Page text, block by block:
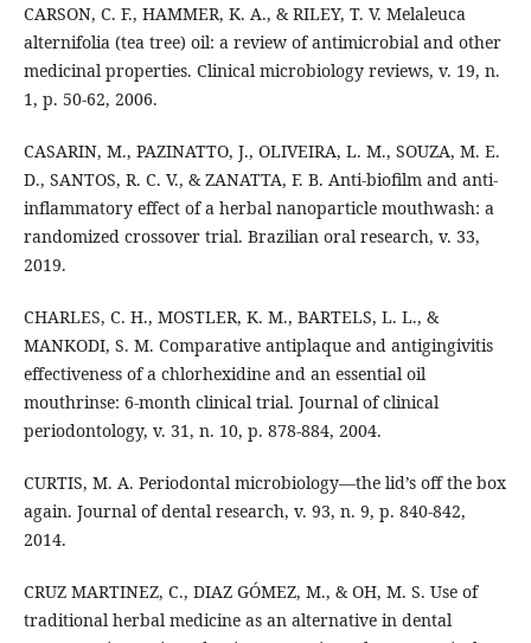
CARSON, C. F., HAMMER, K. A., & RILEY, T. V. Melaleuca
alternifolia (tea tree) oil: a review of antimicrobial and other
medicinal properties. Clinical microbiology reviews, v. 19, n.
1, p. 50-62, 2006.
CASARIN, M., PAZINATTO, J., OLIVEIRA, L. M., SOUZA, M. E.
D., SANTOS, R. C. V., & ZANATTA, F. B. Anti-biofilm and anti-
inflammatory effect of a herbal nanoparticle mouthwash: a
randomized crossover trial. Brazilian oral research, v. 33,
2019.
CHARLES, C. H., MOSTLER, K. M., BARTELS, L. L., &
MANKODI, S. M. Comparative antiplaque and antigingivitis
effectiveness of a chlorhexidine and an essential oil
mouthrinse: 6‐month clinical trial. Journal of clinical
periodontology, v. 31, n. 10, p. 878-884, 2004.
CURTIS, M. A. Periodontal microbiology—the lid’s off the box
again. Journal of dental research, v. 93, n. 9, p. 840-842,
2014.
CRUZ MARTINEZ, C., DIAZ GÓMEZ, M., & OH, M. S. Use of
traditional herbal medicine as an alternative in dental